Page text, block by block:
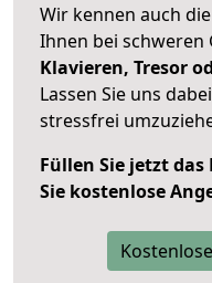
Wir kennen auch
Ihnen bei schweren
Klavieren, Tresor
Lassen Sie uns
stressfrei
Füllen Sie jetzt
Sie kostenlose